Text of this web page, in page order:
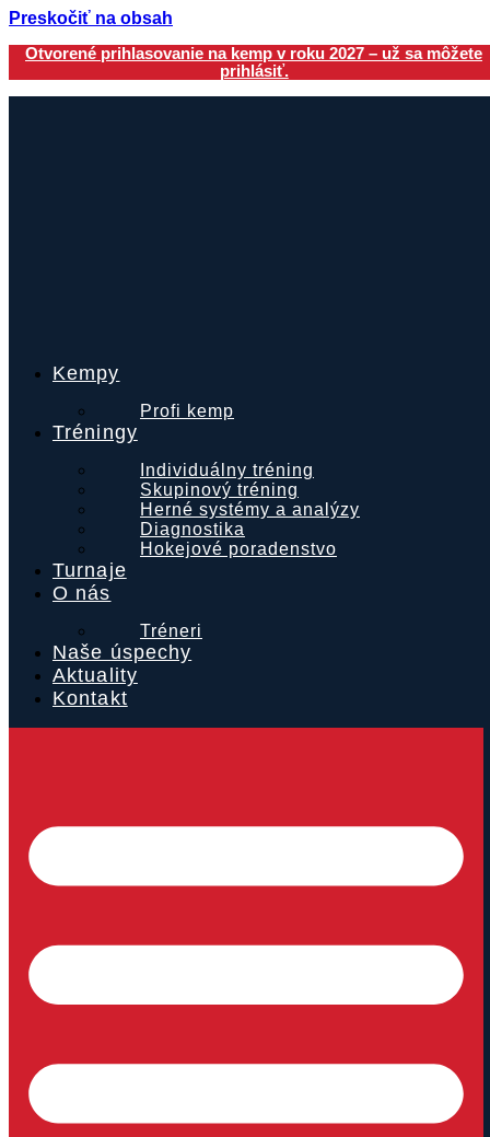
Preskočiť na obsah
Otvorené prihlasovanie na kemp v roku 2027 – už sa môžete
prihlásiť.
Kempy
Profi kemp
Tréningy
Individuálny tréning
Skupinový tréning
Herné systémy a analýzy
Diagnostika
Hokejové poradenstvo
Turnaje
O nás
Tréneri
Naše úspechy
Aktuality
Kontakt